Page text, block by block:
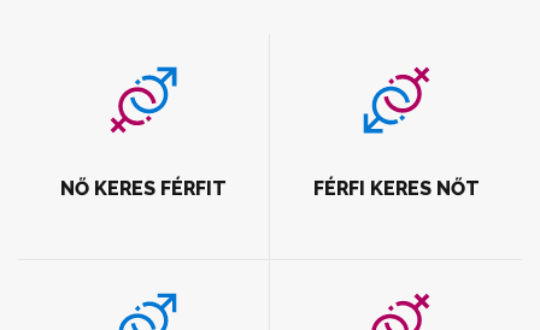
NŐ KERES FÉRFIT FÉRFI KERES NŐT